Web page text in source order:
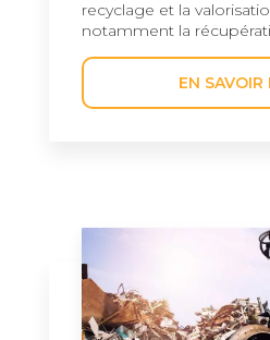
recyclage et la
notamment la
EN SAVOIR